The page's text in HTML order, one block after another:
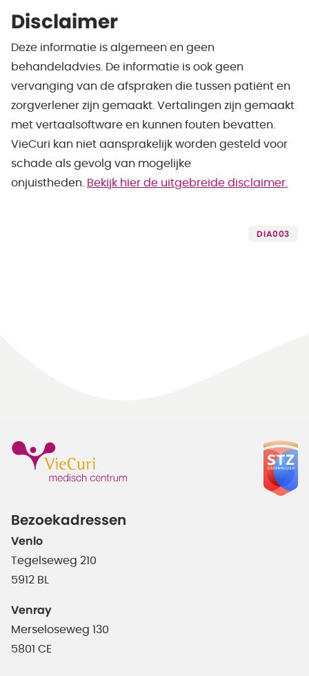
Disclaimer
Deze informatie is algemeen en geen
behandeladvies. De informatie is ook geen
vervanging van de afspraken die tussen patiënt en
zorgverlener zijn gemaakt. Vertalingen zijn gemaakt
met vertaalsoftware en kunnen fouten bevatten.
VieCuri kan niet aansprakelijk worden gesteld voor
schade als gevolg van mogelijke
onjuistheden.
Bekijk hier de uitgebreide disclaimer.
DIA003
Bezoekadressen
Venlo
Tegelseweg 210
5912 BL
Venray
Merseloseweg 130
5801 CE